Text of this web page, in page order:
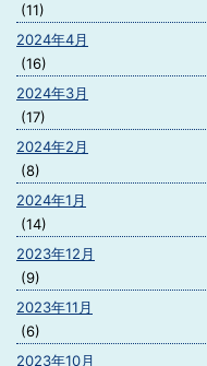
(11)
2024年4月
(16)
2024年3月
(17)
2024年2月
(8)
2024年1月
(14)
2023年12月
(9)
2023年11月
(6)
2023年10月